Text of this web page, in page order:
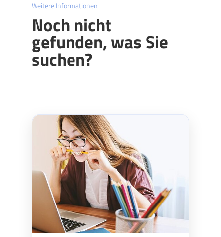
Weitere Informationen
Noch nicht
gefunden, was Sie
suchen?